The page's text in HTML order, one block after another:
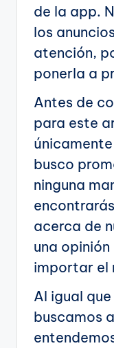
de la app.
los
atención,
ponerla a
Antes de
para este
busco
ninguna
acerca de
una
importar el
Al igual
buscamos